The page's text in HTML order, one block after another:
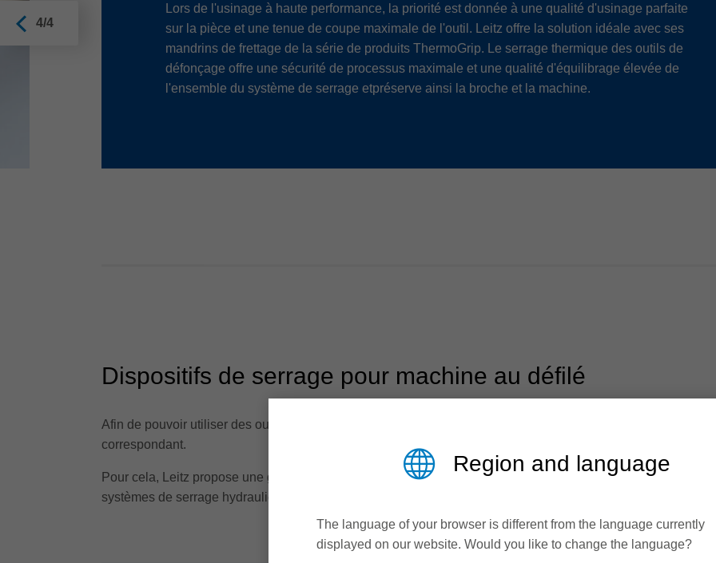
Lors de l'usinage à haute performance, la priorité est donnée à une qualité d'usinage parfaite
sur la pièce et une tenue de coupe maximale de l'outil. Leitz offre la solution idéale avec ses
mandrins de frettage de la série de produits ThermoGrip. Le serrage thermique des outils de
défonçage offre une sécurité de processus maximale et une qualité d'équilibrage élevée de
l'ensemble du système de serrage etpréserve ainsi la broche et la machine.
4/4
Dispositifs de serrage pour machine au défilé
Afin de pouvoir utiliser des outils sur des machines au défilé, il faut des systèmes de serrage qui s'adaptent
correspondant.
Pour cela, Leitz propose une gamme de produits complète mais judicieusement sélectionnée de douilles
systèmes de serrage hydraulique, qui assurent de manière fiable la transmission de la force à l'outil.
Region and language
The language of your browser is different from the language currently
displayed on our website. Would you like to change the language?